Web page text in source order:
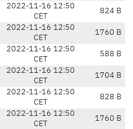
2022-11-16 12:50
CET
824 B
2022-11-16 12:50
CET
1760 B
2022-11-16 12:50
CET
588 B
2022-11-16 12:50
CET
1704 B
2022-11-16 12:50
CET
828 B
2022-11-16 12:50
CET
1760 B